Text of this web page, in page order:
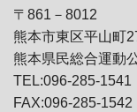
〒861－8012
熊本市東区平山町
熊本県民総合運動
TEL:096-285-1541
FAX:096-285-1542